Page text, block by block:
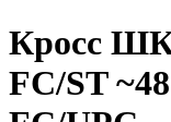
Кросс
FC/ST